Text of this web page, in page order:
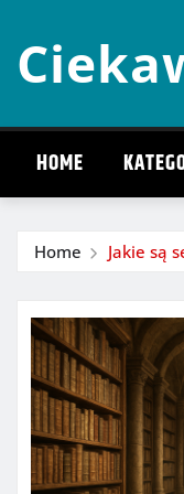
content
HOME
Home Jakie są